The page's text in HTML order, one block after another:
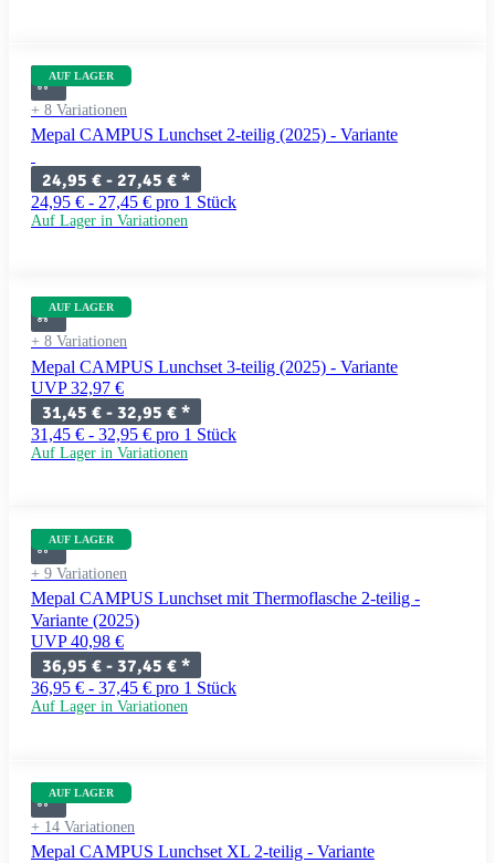
AUF LAGER
+ 8 Variationen
Mepal CAMPUS Lunchset 2-teilig (2025) - Variante
24,95 € - 27,45 € *
24,95 € - 27,45 € pro 1 Stück
Auf Lager in Variationen
AUF LAGER
+ 8 Variationen
Mepal CAMPUS Lunchset 3-teilig (2025) - Variante
UVP 32,97 €
31,45 € - 32,95 € *
31,45 € - 32,95 € pro 1 Stück
Auf Lager in Variationen
AUF LAGER
+ 9 Variationen
Mepal CAMPUS Lunchset mit Thermoflasche 2-teilig -
Variante (2025)
UVP 40,98 €
36,95 € - 37,45 € *
36,95 € - 37,45 € pro 1 Stück
Auf Lager in Variationen
AUF LAGER
+ 14 Variationen
Mepal CAMPUS Lunchset XL 2-teilig - Variante